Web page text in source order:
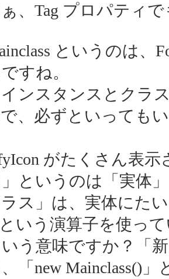
、Tag プロパティ
というのは、
すね。
ンスタンスとクラ
、必ずといっても
がたくさん表
というのは「実体
ラス」は、実体にた
いう演算子を使っ
う意味ですか？「
「new Mainclass()